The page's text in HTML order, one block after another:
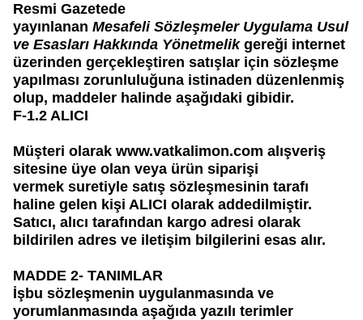
Resmi Gazetede
yayınlanan Mesafeli Sözleşmeler Uygulama Usul
ve Esasları Hakkında Yönetmelikgereği internet
üzerinden gerçekleştiren satışlar için sözleşme
yapılması zorunluluğuna istinaden düzenlenmiş
olup, maddeler halinde aşağıdaki gibidir.
F-1.2 ALICI
Müşteri olarak www.vatkalimon.com alışveriş
sitesine üye olan veya ürün siparişi
vermek suretiyle satış sözleşmesinin tarafı
haline gelen kişi ALICI olarak addedilmiştir.
Satıcı, alıcı tarafından kargo adresi olarak
bildirilen adres ve iletişim bilgilerini esas alır.
MADDE 2- TANIMLAR
İşbu sözleşmenin uygulanmasında ve
yorumlanmasında aşağıda yazılı terimler